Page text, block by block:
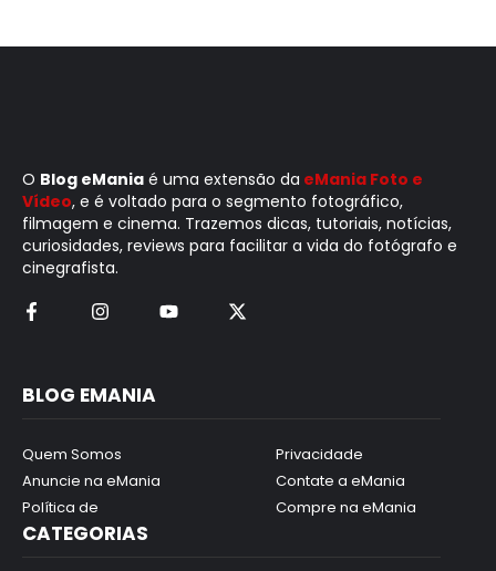
O Blog eMania é uma extensão da eMania Foto e
Vídeo, e é voltado para o segmento fotográfico,
filmagem e cinema. Trazemos dicas, tutoriais, notícias,
curiosidades, reviews para facilitar a vida do fotógrafo e
cinegrafista.
BLOG EMANIA
Quem Somos
Anuncie na eMania
Política de
Privacidade
Contate a eMania
Compre na eMania
CATEGORIAS